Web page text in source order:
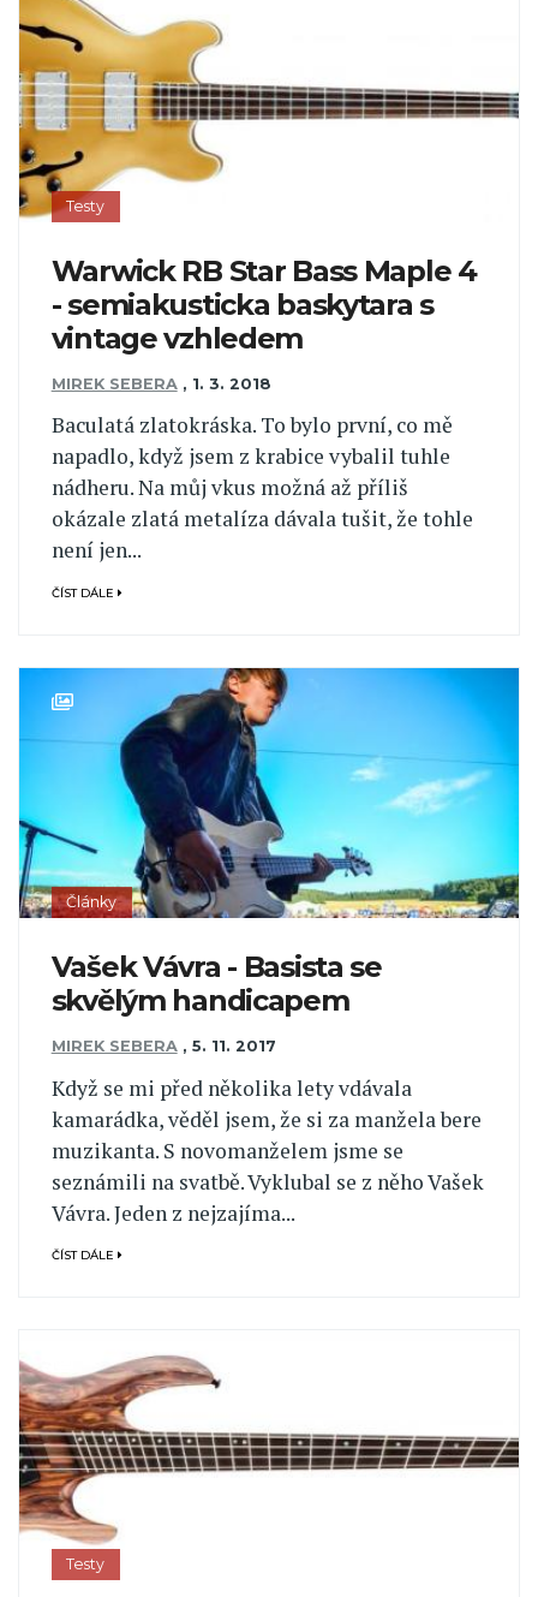
Testy
Warwick RB Star Bass Maple 4
- semiakusticka baskytara s
vintage vzhledem
MIREK SEBERA , 1. 3. 2018
Baculatá zlatokráska. To bylo první, co mě
napadlo, když jsem z krabice vybalil tuhle
nádheru. Na můj vkus možná až příliš
okázale zlatá metalíza dávala tušit, že tohle
není jen...
ČÍST DÁLE
Články
Vašek Vávra - Basista se
skvělým handicapem
MIREK SEBERA , 5. 11. 2017
Když se mi před několika lety vdávala
kamarádka, věděl jsem, že si za manžela bere
muzikanta. S novomanželem jsme se
seznámili na svatbě. Vyklubal se z něho Vašek
Vávra. Jeden z nejzajíma...
ČÍST DÁLE
Testy